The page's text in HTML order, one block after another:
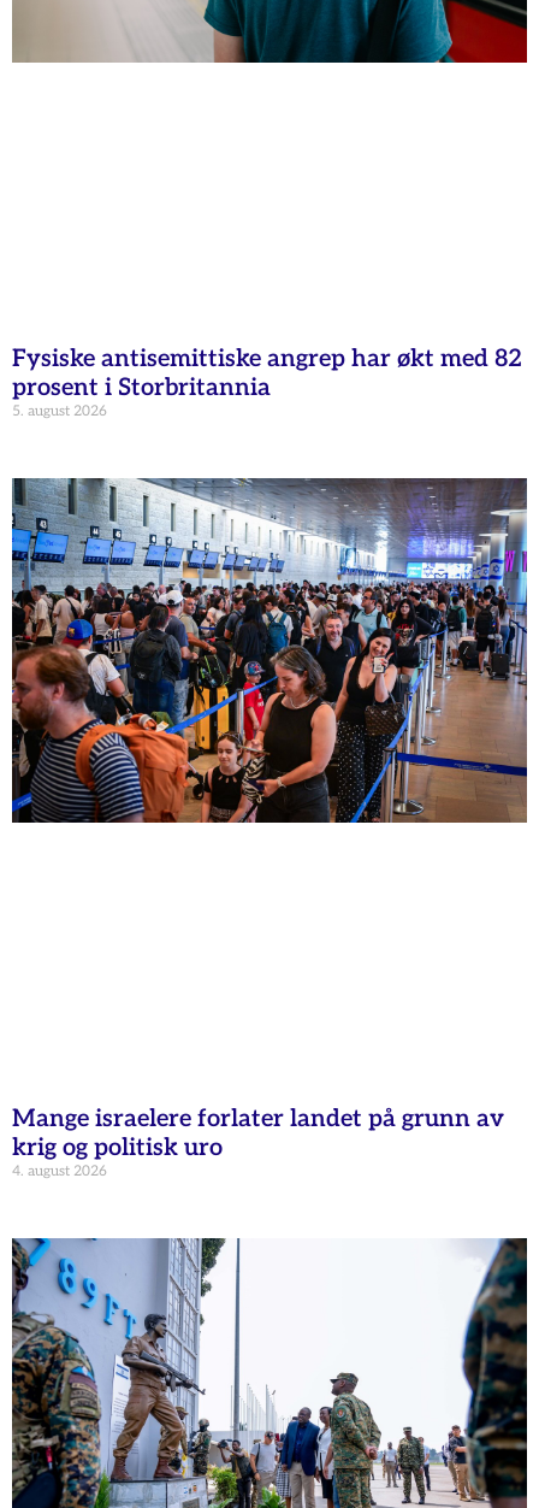
Fysiske antisemittiske angrep har økt med 82
prosent i Storbritannia
5. august 2026
Mange israelere forlater landet på grunn av
krig og politisk uro
4. august 2026